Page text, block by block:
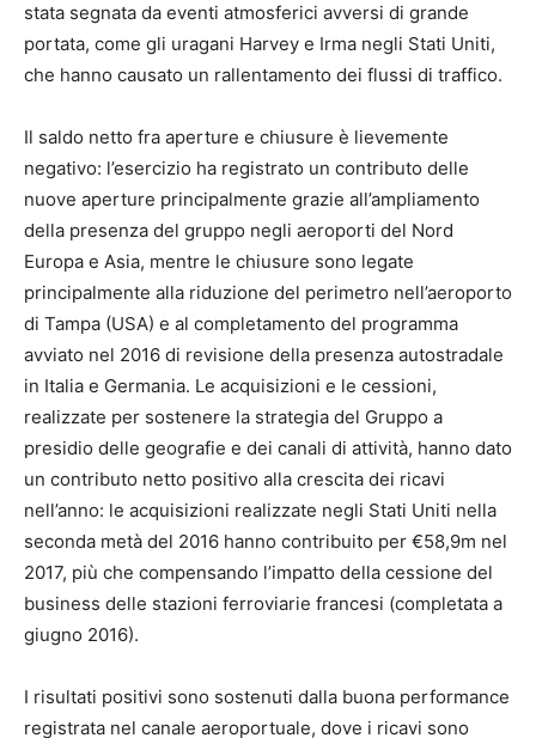
stata segnata da eventi atmosferici avversi di grande
portata, come gli uragani Harvey e Irma negli Stati Uniti,
che hanno causato un rallentamento dei flussi di traffico.
Il saldo netto fra aperture e chiusure è lievemente
negativo: l’esercizio ha registrato un contributo delle
nuove aperture principalmente grazie all’ampliamento
della presenza del gruppo negli aeroporti del Nord
Europa e Asia, mentre le chiusure sono legate
principalmente alla riduzione del perimetro nell’aeroporto
di Tampa (USA) e al completamento del programma
avviato nel 2016 di revisione della presenza autostradale
in Italia e Germania. Le acquisizioni e le cessioni,
realizzate per sostenere la strategia del Gruppo a
presidio delle geografie e dei canali di attività, hanno dato
un contributo netto positivo alla crescita dei ricavi
nell’anno: le acquisizioni realizzate negli Stati Uniti nella
seconda metà del 2016 hanno contribuito per €58,9m nel
2017, più che compensando l’impatto della cessione del
business delle stazioni ferroviarie francesi (completata a
giugno 2016).
I risultati positivi sono sostenuti dalla buona performance
registrata nel canale aeroportuale, dove i ricavi sono